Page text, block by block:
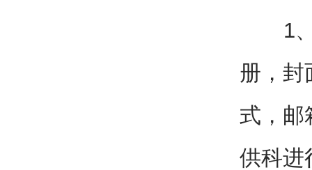
1、
册，封
式，邮
供科进